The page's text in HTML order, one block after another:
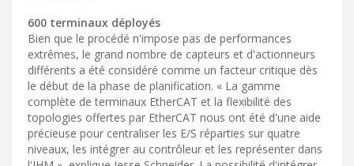
600 terminaux déployés
Bien que le procédé n'impose pas de performances
extrêmes, le grand nombre de capteurs et d'actionneurs
différents a été considéré comme un facteur critique dès
le début de la phase de planification. « La gamme
complète de terminaux EtherCAT et la flexibilité des
topologies offertes par EtherCAT nous ont été d'une aide
précieuse pour centraliser les E/S réparties sur quatre
niveaux, les intégrer au contrôleur et les représenter dans